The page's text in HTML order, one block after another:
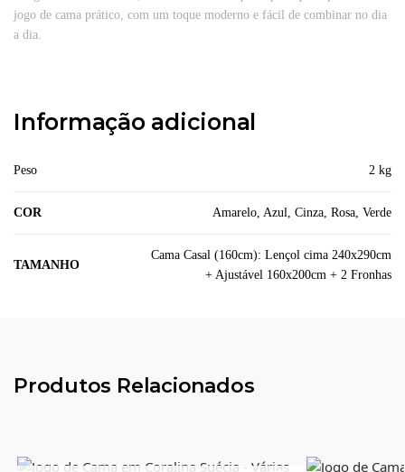
jogo de cama prático, com um toque moderno e fácil de combinar no dia
a dia.
Informação adicional
Peso 2 kg
COR Amarelo, Azul, Cinza, Rosa, Verde
TAMANHO
Cama Casal (160cm): Lençol cima 240x290cm
+ Ajustável 160x200cm + 2 Fronhas
Produtos Relacionados